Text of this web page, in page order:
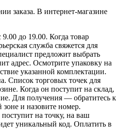
заказа. В интернет-магазине
9.00 до 19.00. Когда товар
служба свяжется для
предложит выбрать
адрес. Осмотрите упаковку на
указанной комплектации.
Список торговых точек для
Когда он поступит на склад,
Для получения — обратитесь к
зоне и назовите номер.
на точку, на ваш
уникальный код. Оплатить в